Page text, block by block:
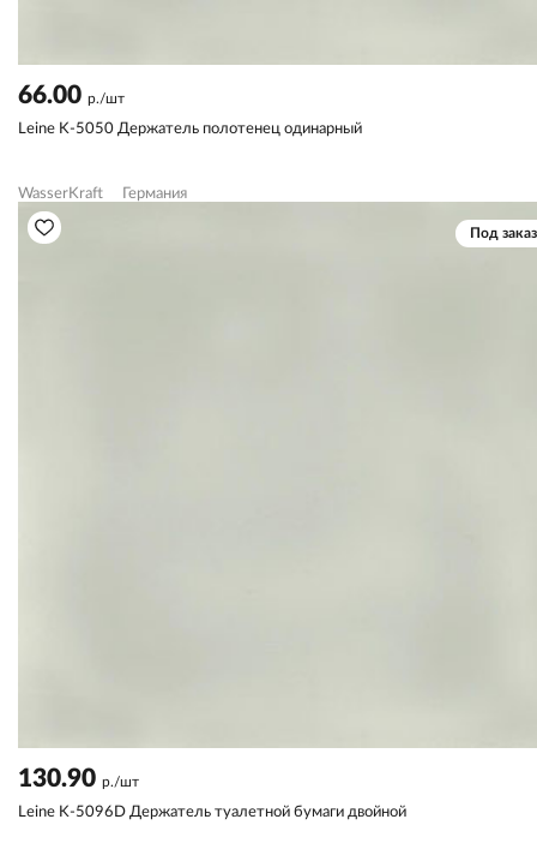
66.00 р./шт
Leine K-5050 Держатель полотенец одинарный
WasserKraft Германия
Под заказ
130.90 р./шт
Leine K-5096D Держатель туалетной бумаги двойной